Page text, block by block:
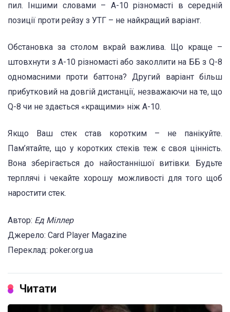
пил. Іншими словами – А-10 різномасті в середній
позиції проти рейзу з УТГ – не найкращий варіант.
Обстановка за столом вкрай важлива. Що краще –
штовхнути з А-10 різномасті або заколлити на ББ з Q-8
одномасними проти баттона? Другий варіант більш
прибутковий на довгій дистанції, незважаючи на те, що
Q-8 чи не здається «кращими» ніж А-10.
Якщо Ваш стек став коротким – не панікуйте.
Пам’ятайте, що у коротких стеків теж є своя цінність.
Вона зберігається до найостаннішої витівки. Будьте
терплячі і чекайте хорошу можливості для того щоб
наростити стек.
Автор: Ед Міллер
Джерело: Card Player Magazine
Переклад: poker.org.ua
Читати